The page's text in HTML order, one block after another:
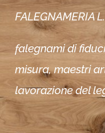
FALEGNAMERIA
falegnami di
misura, maestri
lavorazione del